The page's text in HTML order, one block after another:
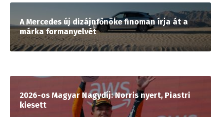
A Mercedes új dizájnfőnöke finoman írja át a
márka formanyelvét
2026-os Magyar Nagydíj: Norris nyert, Piastri
kiesett